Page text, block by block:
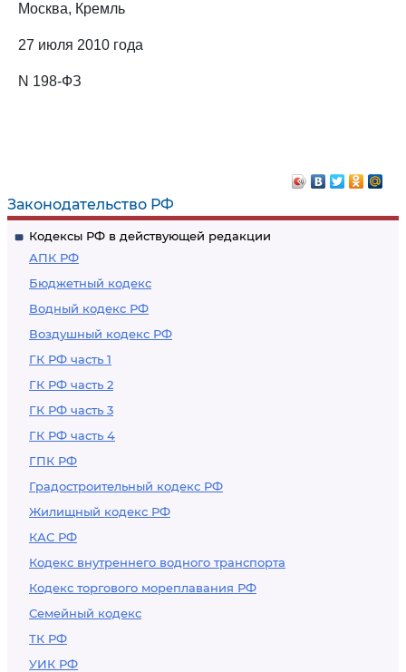
Законодательство РФ
Кодексы РФ в действующей редакции
АПК РФ
Бюджетный кодекс
Водный кодекс РФ
Воздушный кодекс РФ
ГК РФ часть 1
ГК РФ часть 2
ГК РФ часть 3
ГК РФ часть 4
ГПК РФ
Градостроительный кодекс РФ
Жилищный кодекс РФ
КАС РФ
Кодекс внутреннего водного транспорта
Кодекс торгового мореплавания РФ
Семейный кодекс
ТК РФ
УИК РФ
Москва, Кремль
27 июля 2010 года
N 198-ФЗ